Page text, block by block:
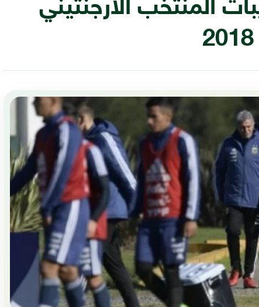
المنتخب الارجنتيني